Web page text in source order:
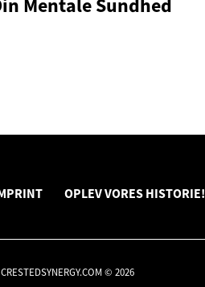
Mentale Sundhed
OPLEV VORES HISTORIE!
CRESTEDSYNERGY.COM © 2026